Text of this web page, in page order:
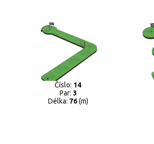
Číslo: 14
Par: 3
Délka: 76(m)